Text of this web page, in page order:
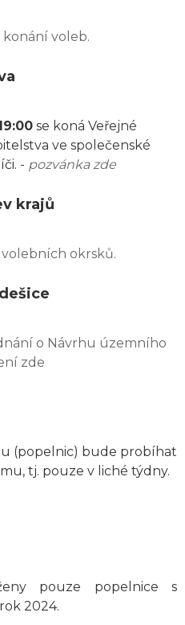
voleb.
se koná Veřejné
ve společenské
- pozvánka zde
krajů
okrsků.
o Návrhu územního
zde
(popelnic) bude probíhat
tj. pouze v liché týdny.
pouze popelnice s
2024.